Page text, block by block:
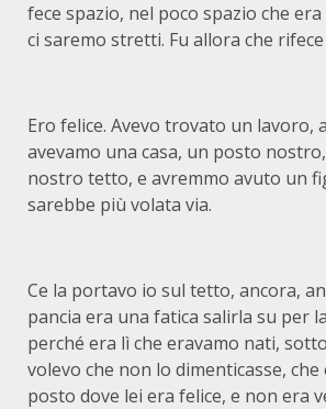
fece spazio, nel poco spazio che
ci saremo stretti. Fu allora che
Ero felice. Avevo trovato un lavoro,
avevamo una casa, un posto
nostro tetto, e avremmo avuto un
sarebbe più volata via.
Ce la portavo io sul tetto, ancora,
pancia era una fatica salirla su per
perché era lì che eravamo nati,
volevo che non lo dimenticasse,
posto dove lei era felice, e non era